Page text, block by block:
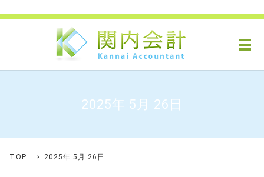
メ
2025年 5月 26日
TOP 2025年 5月 26日